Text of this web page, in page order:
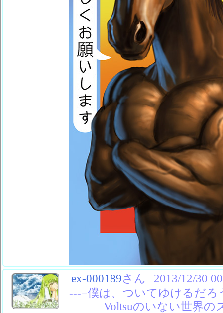
ex-000189さん
2013/12/30
---−僕は、ついてゆけるだろ
Voltsuのいない世界のス